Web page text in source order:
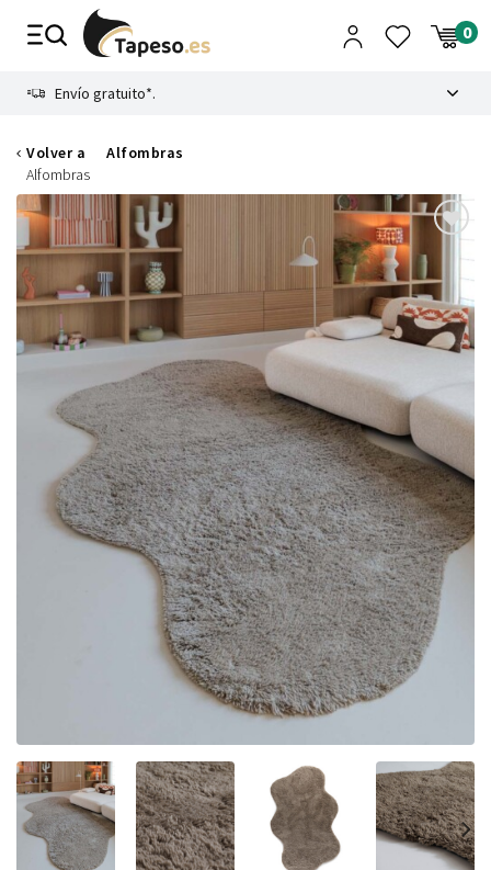
Envío gratuito*.
Volver a
Alfombras
Alfombras